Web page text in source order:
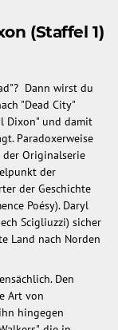
(Staffel 1)
Dann wirst du
"Dead City"
Dixon" und damit
Paradoxerweise
der Originalserie
der
der Geschichte
Poésy). Daryl
Scigliuzzi) sicher
Land nach Norden
Den
Art von
hingegen